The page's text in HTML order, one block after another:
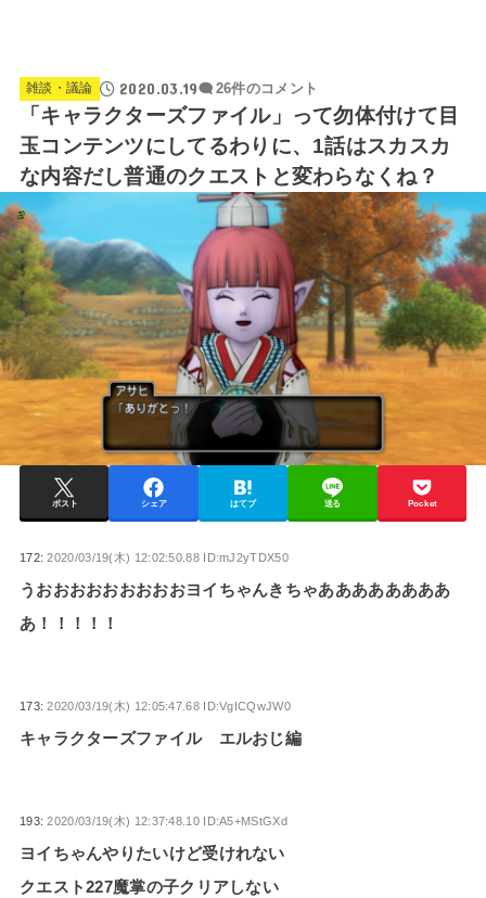
雑談・議論 2020.03.19 26件のコメント
「キャラクターズファイル」って勿体付けて目
玉コンテンツにしてるわりに、1話はスカスカ
な内容だし普通のクエストと変わらなくね？
ポスト シェア はてブ 送る Pocket
172:2020/03/19(木) 12:02:50.88 ID:mJ2yTDX50
うおおおおおおおおおヨイちゃんきちゃああああああああ
あ！！！！！
173:2020/03/19(木) 12:05:47.68 ID:VgICQwJW0
キャラクターズファイル エルおじ編
193:2020/03/19(木) 12:37:48.10 ID:A5+MStGXd
ヨイちゃんやりたいけど受けれない
クエスト227魔掌の子クリアしない